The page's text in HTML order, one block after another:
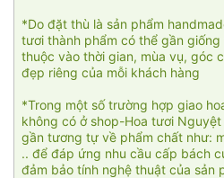
*Do đặt thù là sản phẩm
tươi thành phẩm có thể gần
thuộc vào thời gian, mùa vụ, góc
đẹp riêng của mỗi khách hàng
*Trong một số trường hợp giao
không có ở shop-Hoa tươi
gần tương tự về phẩm chất như:
.. để đáp ứng nhu cầu cấp bách
đảm bảo tính nghệ thuật của sản